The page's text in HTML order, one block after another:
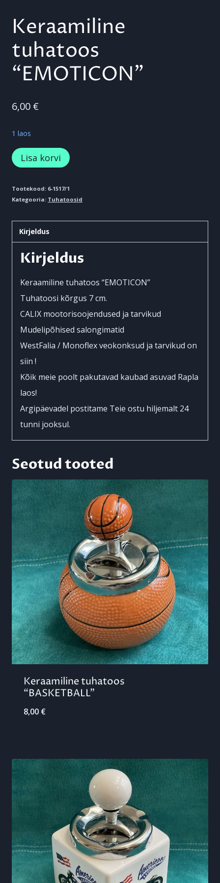
Keraamiline
tuhatoos
“EMOTICON”
6,00 €
1 laos
Keraamiline
tuhatoos
"EMOTICON"
kogus
Lisa korvi
Tootekood: 6-1517/1
Kategooria: Tuhatoosid
Kirjeldus
Kirjeldus
Keraamiline tuhatoos “EMOTICON”
Tuhatoosi kõrgus 7 cm.
CALIX mootorisoojendused ja tarvikud
Mudelipõhised salongimatid
WestFalia / Monoflex veokonksud ja tarvikud on
siin !
Kõik meie poolt pakutavad kaubad asuvad Rapla
laos!
Argipäevadel postitame Teie ostu hiljemalt 24
tunni jooksul.
Seotud tooted
Keraamiline tuhatoos
“BASKETBALL”
8,00 €